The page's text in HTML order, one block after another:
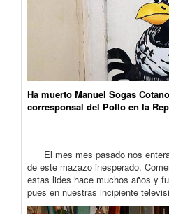
Ha muerto Manuel Sogas
corresponsal del Pollo en la
El mes mes pasado nos
de este mazazo inesperado.
estas lides hace muchos años y
pues en nuestras incipiente